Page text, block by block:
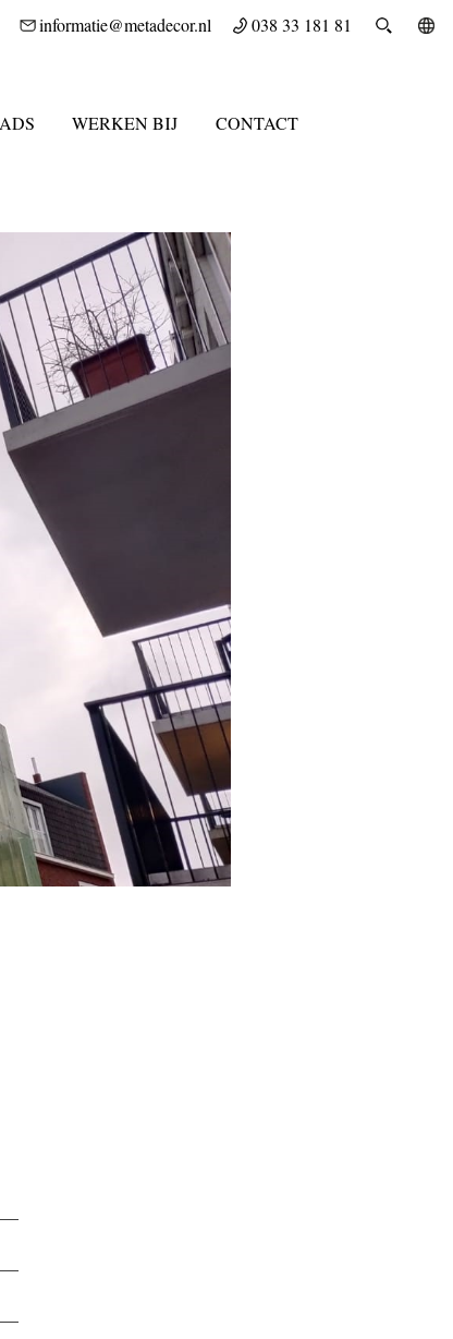
informatie@metadecor.nl 038 33 181 81
WERKEN BIJ CONTACT